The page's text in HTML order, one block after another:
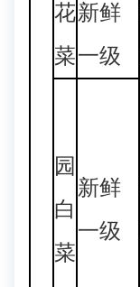
花
菜
新鲜
一级
园
白
菜
新鲜
一级